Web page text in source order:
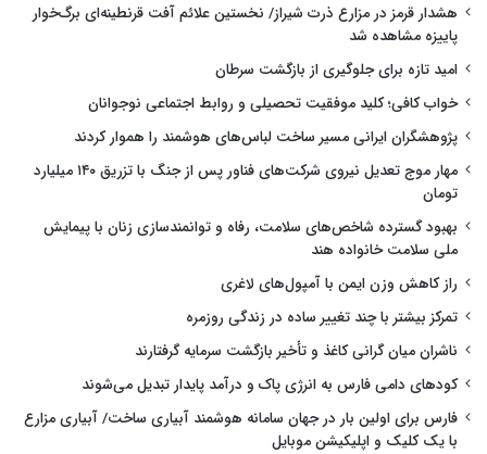
هشدار قرمز در مزارع ذرت شیراز/ نخستین علائم آفت قرنطینه‌ای برگ‌خوار
پاییزه مشاهده شد
امید تازه برای جلوگیری از بازگشت سرطان
خواب کافی؛ کلید موفقیت تحصیلی و روابط اجتماعی نوجوانان
پژوهشگران ایرانی مسیر ساخت لباس‌های هوشمند را هموار کردند
مهار موج تعدیل نیروی شرکت‌های فناور پس از جنگ با تزریق ۱۴۰ میلیارد
تومان
بهبود گسترده شاخص‌های سلامت، رفاه و توانمندسازی زنان با پیمایش
ملی سلامت خانواده هند
راز کاهش وزن ایمن با آمپول‌های لاغری
تمرکز بیشتر با چند تغییر ساده در زندگی روزمره
ناشران میان گرانی کاغذ و تأخیر بازگشت سرمایه گرفتارند
کودهای دامی فارس به انرژی پاک و درآمد پایدار تبدیل می‌شوند
فارس برای اولین بار در جهان سامانه هوشمند آبیاری ساخت/ آبیاری مزارع
با یک کلیک و اپلیکیشن موبایل